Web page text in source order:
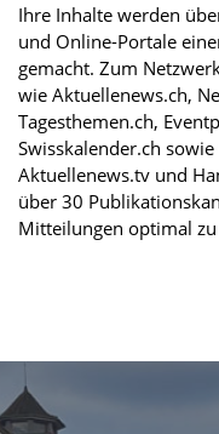
Ihre Inhalte werden
und Online-Portale
gemacht. Zum
wie Aktuellenews.ch,
Tagesthemen.ch,
Swisskalender.ch
Aktuellenews.tv und
über 30
Mitteilungen optimal